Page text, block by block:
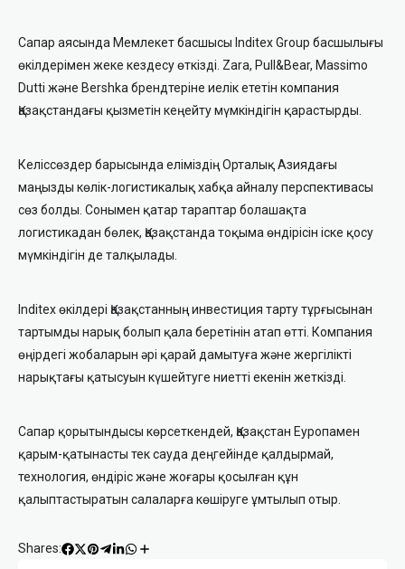
Сапар аясында Мемлекет басшысы Inditex Group басшылығы
өкілдерімен жеке кездесу өткізді. Zara, Pull&Bear, Massimo
Dutti және Bershka брендтеріне иелік ететін компания
Қазақстандағы қызметін кеңейту мүмкіндігін қарастырды.
Келіссөздер барысында еліміздің Орталық Азиядағы
маңызды көлік-логистикалық хабқа айналу перспективасы
сөз болды. Сонымен қатар тараптар болашақта
логистикадан бөлек, Қазақстанда тоқыма өндірісін іске қосу
мүмкіндігін де талқылады.
Inditex өкілдері Қазақстанның инвестиция тарту тұрғысынан
тартымды нарық болып қала беретінін атап өтті. Компания
өңірдегі жобаларын әрі қарай дамытуға және жергілікті
нарықтағы қатысуын күшейтуге ниетті екенін жеткізді.
Сапар қорытындысы көрсеткендей, Қазақстан Еуропамен
қарым-қатынасты тек сауда деңгейінде қалдырмай,
технология, өндіріс және жоғары қосылған құн
қалыптастыратын салаларға көшіруге ұмтылып отыр.
Shares: